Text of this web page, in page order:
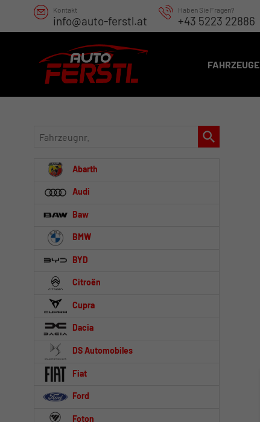
Kontakt
info@auto-ferstl.at
Haben Sie Fragen?
+43 5223 22886
FAHRZEUGE
Fahrzeugnr.
Abarth
Audi
Baw
BMW
BYD
Citroën
Cupra
Dacia
DS Automobiles
Fiat
Ford
Foton